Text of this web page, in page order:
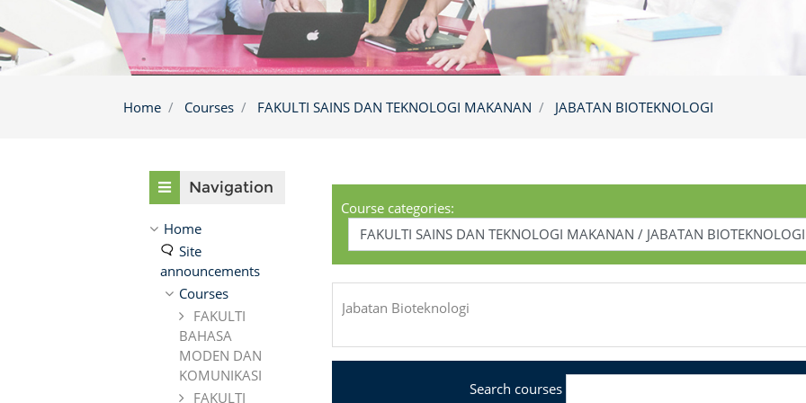
Home Courses FAKULTI SAINS DAN TEKNOLOGI MAKANAN JABATAN BIOTEKNOLOGI
Course categories:
Jabatan Bioteknologi
Search courses
Navigation
Home
Site
announcements
Courses
FAKULTI
BAHASA
MODEN DAN
KOMUNIKASI
FAKULTI